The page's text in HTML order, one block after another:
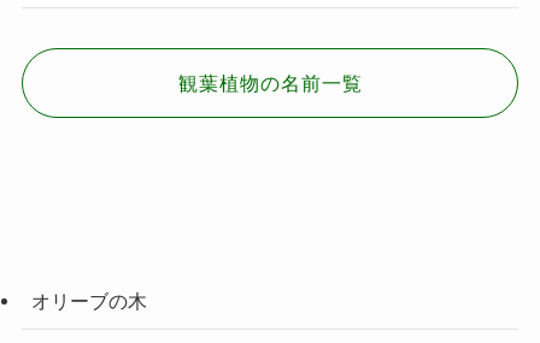
観葉植物の名前一覧
オリーブの木